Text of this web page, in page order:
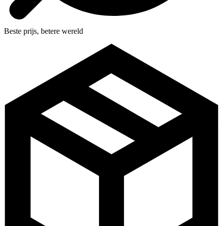
Beste prijs, betere wereld